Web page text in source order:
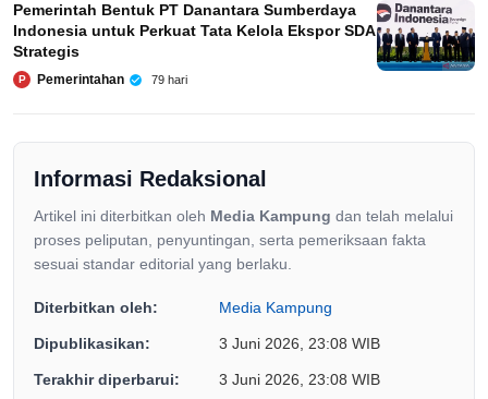
Pemerintah Bentuk PT Danantara Sumberdaya
Indonesia untuk Perkuat Tata Kelola Ekspor SDA
Strategis
P Pemerintahan 79 hari
Informasi Redaksional
Artikel ini diterbitkan oleh Media Kampung dan telah melalui
proses peliputan, penyuntingan, serta pemeriksaan fakta
sesuai standar editorial yang berlaku.
Diterbitkan oleh: Media Kampung
Dipublikasikan: 3 Juni 2026, 23:08 WIB
Terakhir diperbarui: 3 Juni 2026, 23:08 WIB